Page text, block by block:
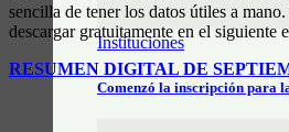
Instituciones
Comenzó la inscripción para
sencilla de tener los datos útiles a
descargar gratuitamente en el siguiente
RESUMEN DIGITAL DE